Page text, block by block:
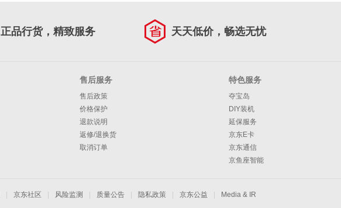
正品行货，精致服务 天天低价，畅选无忧
售后服务
售后政策
价格保护
退款说明
返修/退换货
取消订单
特色服务
夺宝岛
DIY装机
延保服务
京东E卡
京东通信
京鱼座智能
京东社区 风险监测 质量公告 隐私政策 京东公益 Media & IR